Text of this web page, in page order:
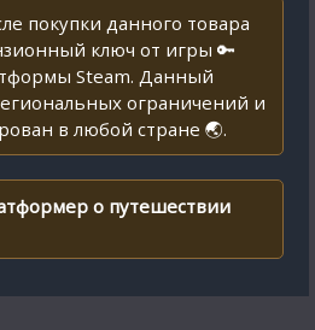
покупки данного товара
ключ от игры 🔑
Steam. Данный
ограничений и
в любой стране 🌏.
о путешествии